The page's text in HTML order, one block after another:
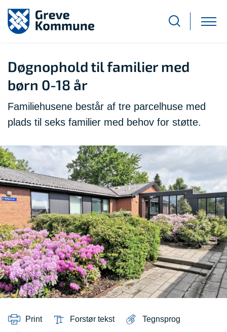
Døgnophold til familier med
børn 0-18 år
Familiehusene består af tre parcelhuse med
plads til seks familier med behov for støtte.
Print Forstør tekst Tegnsprog